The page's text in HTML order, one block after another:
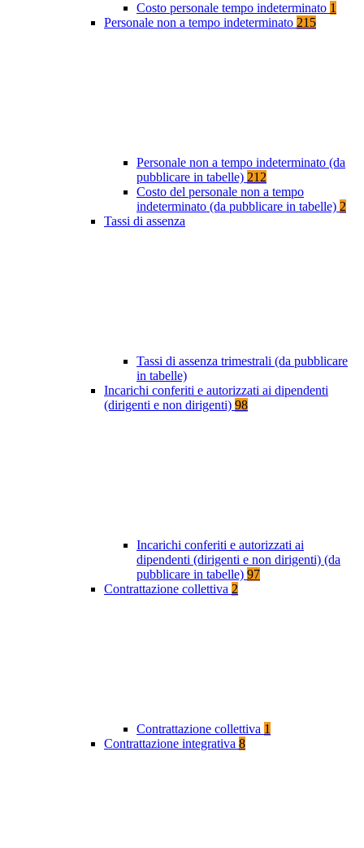
Costo personale tempo indeterminato 1
Personale non a tempo indeterminato 215
Personale non a tempo indeterminato (da
pubblicare in tabelle) 212
Costo del personale non a tempo
indeterminato (da pubblicare in tabelle) 2
Tassi di assenza
Tassi di assenza trimestrali (da pubblicare
in tabelle)
Incarichi conferiti e autorizzati ai dipendenti
(dirigenti e non dirigenti) 98
Incarichi conferiti e autorizzati ai
dipendenti (dirigenti e non dirigenti) (da
pubblicare in tabelle) 97
Contrattazione collettiva 2
Contrattazione collettiva 1
Contrattazione integrativa 8